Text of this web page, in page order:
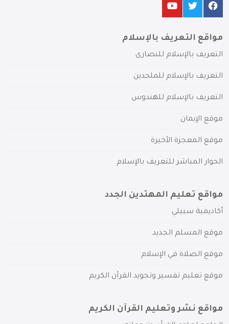
مواقع التعريف بالإسلام
التعريف بالإسلام للنصارى
التعريف بالإسلام للملحدين
التعريف بالإسلام للهندوس
موقع الإيمان
موقع المعجزة الأخيرة
الحوار المباشر للتعريف بالإسلام
مواقع تعليم المهتدين الجدد
أكاديمية سبيلي
موقع المسلم الجديد
موقع الصلاة في الإسلام
موقع تعليم تفسير وتجويد القرآن الكريم
مواقع نشر وتعليم القرآن الكريم